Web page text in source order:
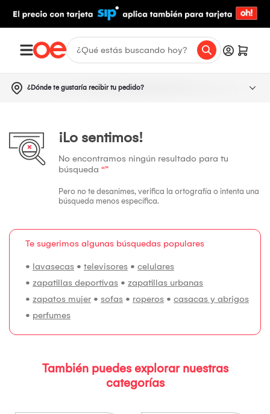
¿Dónde te gustaría recibir tu pedido?
¡Lo sentimos!
No encontramos ningún resultado para tu
búsqueda “”
Pero no te desanimes, verifica la ortografía o intenta una
búsqueda menos específica.
Te sugerimos algunas búsquedas populares
• lavasecas • televisores • celulares
• zapatillas deportivas • zapatillas urbanas
• zapatos mujer • sofas • roperos • casacas y abrigos
• perfumes
También puedes explorar nuestras
categorías